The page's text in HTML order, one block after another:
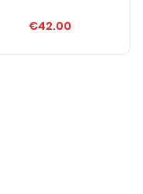
€42.00